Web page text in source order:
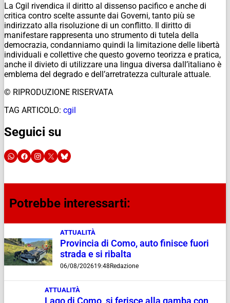
La Cgil rivendica il diritto al dissenso pacifico e anche di
critica contro scelte assunte dai Governi, tanto più se
indirizzato alla risoluzione di un conflitto. Il diritto di
manifestare rappresenta uno strumento di tutela della
democrazia, condanniamo quindi la limitazione delle libertà
individuali e collettive che questo governo teorizza e pratica,
anche il divieto di utilizzare una lingua diversa dall’italiano è
emblema del degrado e dell’arretratezza culturale attuale.
© RIPRODUZIONE RISERVATA
TAG ARTICOLO: cgil
Seguici su
Potrebbe interessarti:
ATTUALITÀ
Provincia di Como, auto finisce fuori
strada e si ribalta
06/08/202619:48 Redazione
ATTUALITÀ